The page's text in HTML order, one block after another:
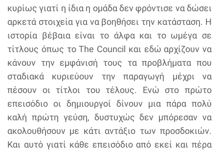
κυρίως γιατί η ίδια η ομάδα δεν φρόντισε να δώσει
αρκετά στοιχεία για να βοηθήσει την κατάσταση. Η
ιστορία βέβαια είναι το άλφα και το ωμέγα σε
τίτλους όπως το The Council και εδώ αρχίζουν να
κάνουν την εμφάνισή τους τα προβλήματα που
σταδιακά κυριεύουν την παραγωγή μέχρι να
πέσουν οι τίτλοι του τέλους. Ενώ στο πρώτο
επεισόδιο οι δημιουργοί δίνουν μια πάρα πολύ
καλή πρώτη γεύση, δυστυχώς δεν μπόρεσαν να
ακολουθήσουν με κάτι αντάξιο των προσδοκιών.
Και αυτό γιατί κάθε επεισόδιο από εκεί και πέρα